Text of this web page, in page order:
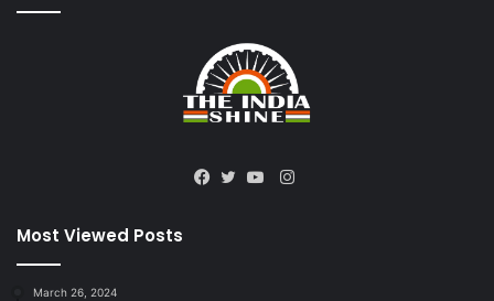
Instagram
Most Viewed Posts
March 26, 2024